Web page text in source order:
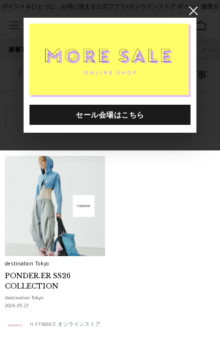
ポイントをひとつに。お得に使える公式アプリ×オンラインストア ポイント連携ガ
新着アイテム 人気ワード セール 40th限定 ピアス バッグ
「1044601.2610022.0008」に関する記事
関連キーワード
destination Tokyo
PONDER.ER SS26
COLLECTION
destination Tokyo
2026.05.27
H.P.FRANCE オンラインストア